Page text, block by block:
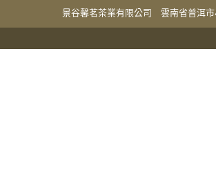
景谷馨茗茶業有限公司 雲南省普洱